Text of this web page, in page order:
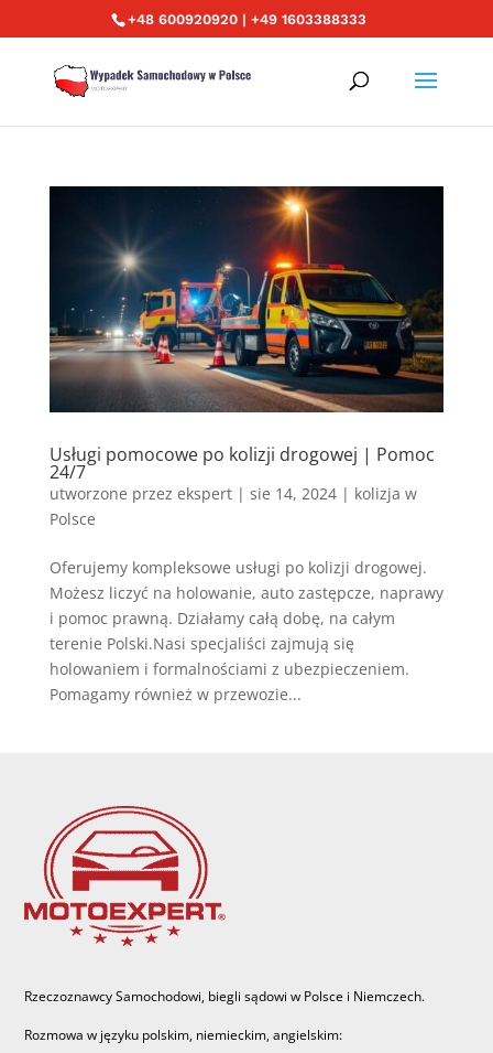
+48 600920920 | +49 1603388333
Usługi pomocowe po kolizji drogowej | Pomoc
24/7
utworzone przez ekspert| sie 14, 2024| kolizja w
Polsce
Oferujemy kompleksowe usługi po kolizji drogowej.
Możesz liczyć na holowanie, auto zastępcze, naprawy
i pomoc prawną. Działamy całą dobę, na całym
terenie Polski.Nasi specjaliści zajmują się
holowaniem i formalnościami z ubezpieczeniem.
Pomagamy również w przewozie...
Rzeczoznawcy Samochodowi, biegli sądowi w Polsce i Niemczech.
Rozmowa w języku polskim, niemieckim, angielskim: